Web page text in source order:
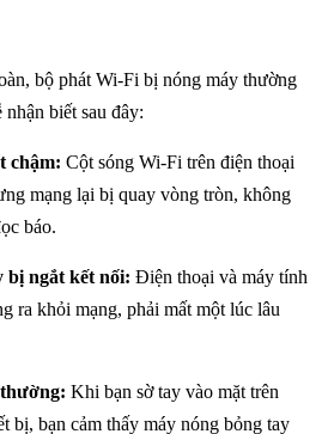
bộ phát Wi-Fi bị nóng máy thường
biết sau đây:
chậm: Cột sóng Wi-Fi trên điện thoại
mạng lại bị quay vòng tròn, không
báo.
bị ngắt kết nối: Điện thoại và máy tính
ra khỏi mạng, phải mất một lúc lâu
Khi bạn sờ tay vào mặt trên
bị, bạn cảm thấy máy nóng bỏng tay